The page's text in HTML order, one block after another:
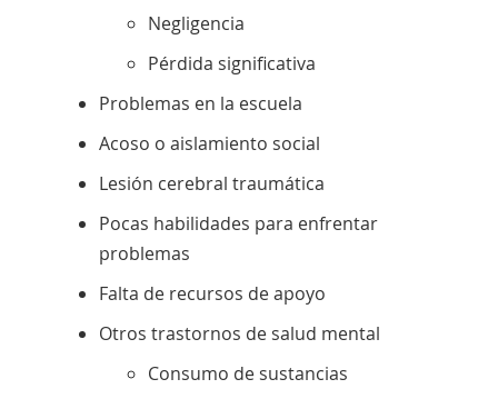
salud mental.
Si usted o alguien que conoce está
pensando en suicidarse, llame
contacto con laLínea Nacional de
Prevención del SuicidioEnlace
una
nueva
ventana
las 24 horas del
día en el 1-800-273-TALK (8255).
Infórmese sobre
en el Instituto Nacional de Salud Mental
5 medidas para ayudar a alguien que
sufre emocionalmenteEnlace
.
Negligencia
Pérdida significativa
Problemas en la escuela
Acoso o aislamiento social
Lesión cerebral traumática
Pocas habilidades para enfrentar
problemas
Falta de recursos de apoyo
Otros trastornos de salud mental
Consumo de sustancias